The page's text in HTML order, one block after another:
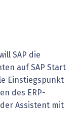
SAP die
auf SAP Start
Einstiegspunkt
des ERP-
Assistent mit